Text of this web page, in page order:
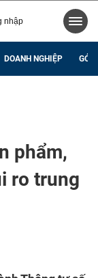
nhập
DOANH NGHIỆP GÓC
phẩm,
ro trung